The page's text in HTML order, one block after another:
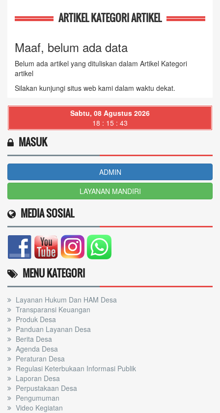
ARTIKEL KATEGORI ARTIKEL
Maaf, belum ada data
Belum ada artikel yang dituliskan dalam Artikel Kategori
artikel
Silakan kunjungi situs web kami dalam waktu dekat.
Sabtu, 08 Agustus 2026
18 : 15 : 44
MASUK
ADMIN
LAYANAN MANDIRI
MEDIA SOSIAL
MENU KATEGORI
Layanan Hukum Dan HAM Desa
Transparansi Keuangan
Produk Desa
Panduan Layanan Desa
Berita Desa
Agenda Desa
Peraturan Desa
Regulasi Keterbukaan Informasi Publik
Laporan Desa
Perpustakaan Desa
Pengumuman
Video Kegiatan